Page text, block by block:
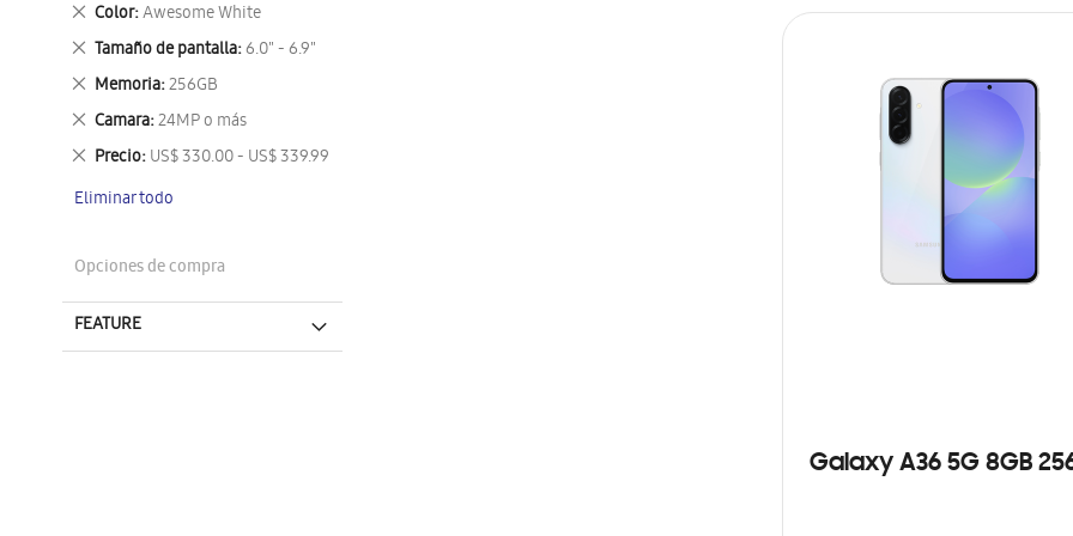
Galaxy A36 5G 8GB
artículo
Color Awesome White
Eliminar
este
artículo
Tamaño de pantalla 6.0" - 6.9"
Eliminar
este
artículo
Memoria 256GB
Eliminar
este
artículo
Camara 24MP o más
Eliminar
este
artículo
Precio US$ 330.00 - US$ 339.99
Eliminar
artículo
Eliminar todo
Opciones de compra
FEATURE